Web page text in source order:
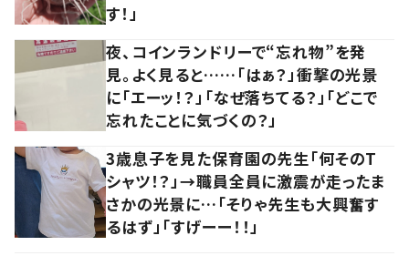
す！」
夜、コインランドリーで“忘れ物”を発
見。よく見ると……「はぁ？」衝撃の光景
に「エーッ！？」「なぜ落ちてる？」「どこで
忘れたことに気づくの？」
3歳息子を見た保育園の先生「何そのT
シャツ！？」→職員全員に激震が走ったま
さかの光景に…「そりゃ先生も大興奮す
るはず」「すげーー！！」